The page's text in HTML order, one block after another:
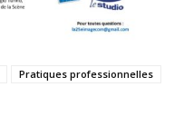
Pratiques professionnelles